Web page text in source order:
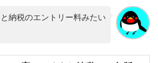
納税のエントリー料みたい